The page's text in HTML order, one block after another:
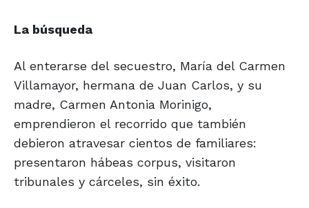
La búsqueda
Al enterarse del secuestro, María del Carmen
Villamayor, hermana de Juan Carlos, y su
madre, Carmen Antonia Morinigo,
emprendieron el recorrido que también
debieron atravesar cientos de familiares:
presentaron hábeas corpus, visitaron
tribunales y cárceles, sin éxito.